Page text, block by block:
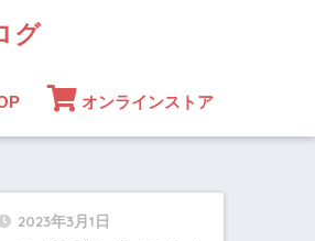
グ
オンラインストア
2023年3月1日